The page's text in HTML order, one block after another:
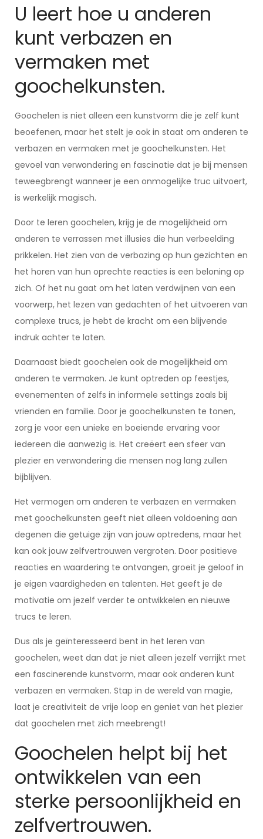
U leert hoe u anderen
kunt verbazen en
vermaken met
goochelkunsten.
Goochelen is niet alleen een kunstvorm die je zelf kunt
beoefenen, maar het stelt je ook in staat om anderen te
verbazen en vermaken met je goochelkunsten. Het
gevoel van verwondering en fascinatie dat je bij mensen
teweegbrengt wanneer je een onmogelijke truc uitvoert,
is werkelijk magisch.
Door te leren goochelen, krijg je de mogelijkheid om
anderen te verrassen met illusies die hun verbeelding
prikkelen. Het zien van de verbazing op hun gezichten en
het horen van hun oprechte reacties is een beloning op
zich. Of het nu gaat om het laten verdwijnen van een
voorwerp, het lezen van gedachten of het uitvoeren van
complexe trucs, je hebt de kracht om een blijvende
indruk achter te laten.
Daarnaast biedt goochelen ook de mogelijkheid om
anderen te vermaken. Je kunt optreden op feestjes,
evenementen of zelfs in informele settings zoals bij
vrienden en familie. Door je goochelkunsten te tonen,
zorg je voor een unieke en boeiende ervaring voor
iedereen die aanwezig is. Het creëert een sfeer van
plezier en verwondering die mensen nog lang zullen
bijblijven.
Het vermogen om anderen te verbazen en vermaken
met goochelkunsten geeft niet alleen voldoening aan
degenen die getuige zijn van jouw optredens, maar het
kan ook jouw zelfvertrouwen vergroten. Door positieve
reacties en waardering te ontvangen, groeit je geloof in
je eigen vaardigheden en talenten. Het geeft je de
motivatie om jezelf verder te ontwikkelen en nieuwe
trucs te leren.
Dus als je geïnteresseerd bent in het leren van
goochelen, weet dan dat je niet alleen jezelf verrijkt met
een fascinerende kunstvorm, maar ook anderen kunt
verbazen en vermaken. Stap in de wereld van magie,
laat je creativiteit de vrije loop en geniet van het plezier
dat goochelen met zich meebrengt!
Goochelen helpt bij het
ontwikkelen van een
sterke persoonlijkheid en
zelfvertrouwen.